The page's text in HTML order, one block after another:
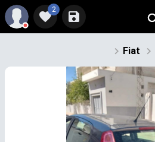
2
Fiat